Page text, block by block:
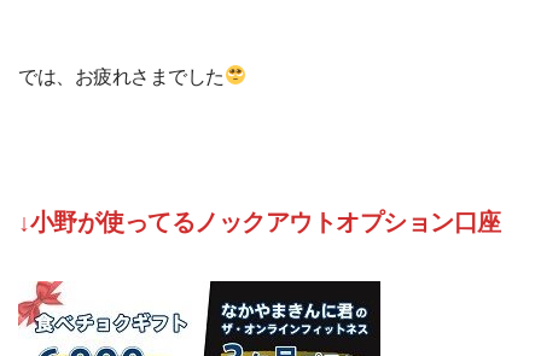
では、お疲れさまでした
↓小野が使ってるノックアウトオプション口座